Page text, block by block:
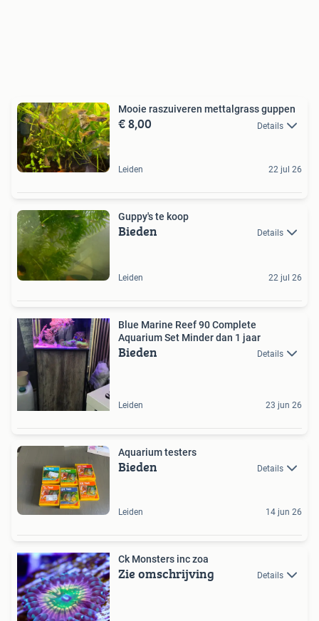
Mooie raszuiveren mettalgrass guppen
€ 8,00 Details
Leiden 22 jul 26
Guppy's te koop
Bieden Details
Leiden 22 jul 26
Blue Marine Reef 90 Complete
Aquarium Set Minder dan 1 jaar
Bieden Details
Leiden 23 jun 26
Aquarium testers
Bieden Details
Leiden 14 jun 26
Ck Monsters inc zoa
Zie omschrijving Details